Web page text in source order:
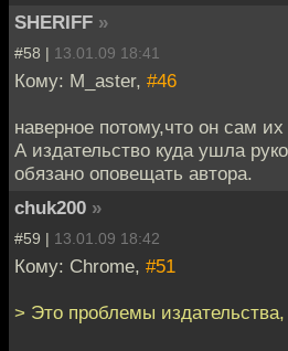
SHERIFF »
#58 | 13.01.09 18:41
Кому: M_aster, #46
наверное потому,что он сам их
А издательство куда ушла
обязано оповещать автора.
chuk200 »
#59 | 13.01.09 18:42
Кому: Chrome, #51
> Это проблемы